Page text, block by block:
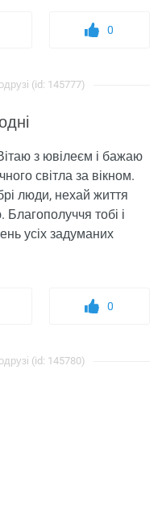
0
(id: 145777)
з ювілеєм і бажаю
світла за вікном.
люди, нехай життя
тобі і
усіх задуманих
0
(id: 145780)